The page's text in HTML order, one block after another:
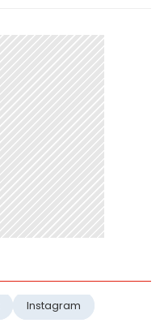
Instagram